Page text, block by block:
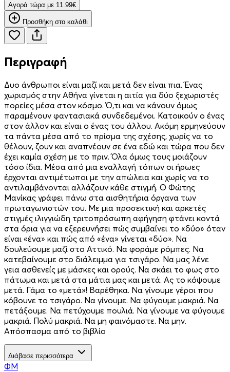
Aγορά τώρα με 11.99€
Προσθήκη στο καλάθι
Περιγραφή
Δυο άνθρωποι είναι µαζί και µετά δεν είναι πια. Ένας
χωρισµός στην Αθήνα γίνεται η αιτία για δύο ξεχωριστές
πορείες µέσα στον κόσµο. Ό,τι και να κάνουν όµως
παραµένουν φαντασιακά συνδεδεµένοι. Κατοικούν ο ένας
στον άλλον και είναι ο ένας του άλλου. Ακόµη ερµηνεύουν
τα πάντα µέσα από το πρίσµα της σχέσης, χωρίς να το
θέλουν, ζουν και αναπνέουν σε ένα εδώ και τώρα που δεν
έχει καµία σχέση µε το πριν. Όλα όµως τους µοιάζουν
τόσο ίδια. Μέσα από µια εναλλαγή τόπων οι ήρωες
έρχονται αντιµέτωποι µε την απώλεια και χωρίς να το
αντιλαµβάνονται αλλάζουν κάθε στιγµή. Ο Φώτης
Μανίκας γράφει πάνω στα αισθητήρια όργανα των
πρωταγωνιστών του. Με µια προσεκτική και αρκετές
στιγµές ιλιγγιώδη τριτοπρόσωπη αφήγηση φτάνει κοντά
στα όρια για να εξερευνήσει πώς συµβαίνει το «δύο» όταν
είναι «ένα» και πώς από «ένα» γίνεται «δύο». Να
δουλεύουµε µαζί στο Αττικό. Να φοράµε ρόµπες. Να
κατεβαίνουµε στο διάλειµµα για τσιγάρο. Να µας λένε
γεια ασθενείς µε µάσκες και ορούς. Να σκάει το φως στο
πάτωµα και µετά στα µάτια µας και µετά. Ας το κόψουµε
µετά. Γάµα το «µετά»! Βαρέθηκα. Να γίνουµε γέροι που
κόβουνε το τσιγάρο. Να γίνουµε. Να φύγουµε µακριά. Να
πετάξουµε. Να πετύχουµε πουλιά. Να γίνουµε να φύγουµε
µακριά. Πολύ µακριά. Να µη φαινόµαστε. Να µην.
Απόσπασμα από το βιβλίο
Διάβασε περισσότερα
ΦΜ